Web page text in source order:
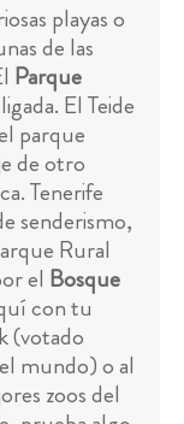
playas o
de las
Parque
El Teide
parque
de otro
Tenerife
senderismo,
Rural
el Bosque
con tu
(votado
mundo) o al
zoos del